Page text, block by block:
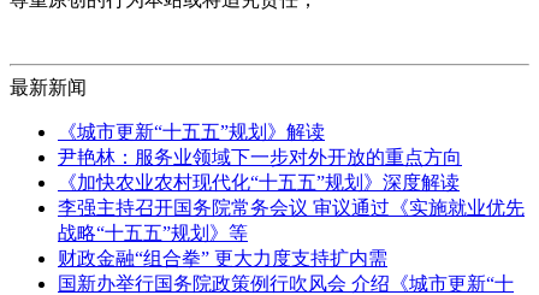
最新新闻
《城市更新“十五五”规划》解读
尹艳林：服务业领域下一步对外开放的重点方向
《加快农业农村现代化“十五五”规划》深度解读
李强主持召开国务院常务会议 审议通过《实施就业优先
战略“十五五”规划》等
财政金融“组合拳” 更大力度支持扩内需
国新办举行国务院政策例行吹风会 介绍《城市更新“十